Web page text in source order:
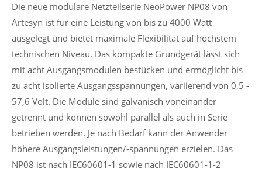
Die neue modulare Netzteilserie NeoPower NP08 von
Artesyn ist für eine Leistung von bis zu 4000 Watt
ausgelegt und bietet maximale Flexibilität auf höchstem
technischen Niveau. Das kompakte Grundgerät lässt sich
mit acht Ausgangsmodulen bestücken und ermöglicht bis
zu acht isolierte Ausgangsspannungen, variierend von 0,5 -
57,6 Volt. Die Module sind galvanisch voneinander
getrennt und können sowohl parallel als auch in Serie
betrieben werden. Je nach Bedarf kann der Anwender
höhere Ausgangsleistungen/-spannungen erzielen. Das
NP08 ist nach IEC60601-1 sowie nach IEC60601-1-2